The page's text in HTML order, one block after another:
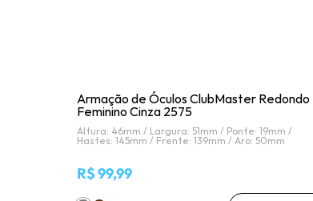
Armação de Óculos ClubMaster Redondo
Feminino Cinza 2575
Altura: 46mm / Largura: 51mm / Ponte: 19mm /
Hastes: 145mm / Frente: 139mm / Aro: 50mm
R$ 99,99